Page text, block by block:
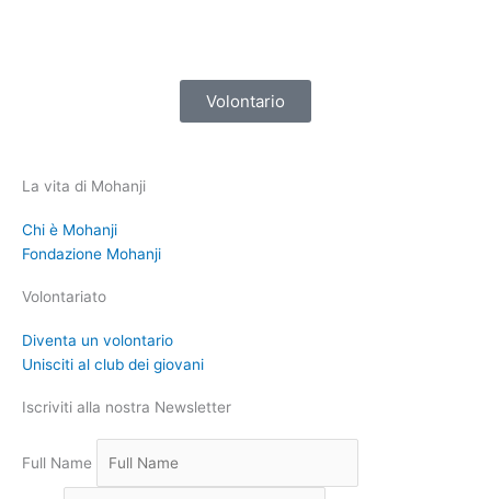
Volontario
La vita di Mohanji
Chi è Mohanji
Fondazione Mohanji
Volontariato
Diventa un volontario
Unisciti al club dei giovani
Iscriviti alla nostra Newsletter
Full Name